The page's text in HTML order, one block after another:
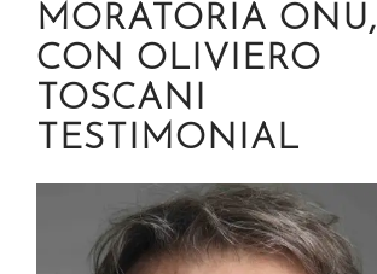
MORATORIA ONU,
CON OLIVIERO
TOSCANI
TESTIMONIAL